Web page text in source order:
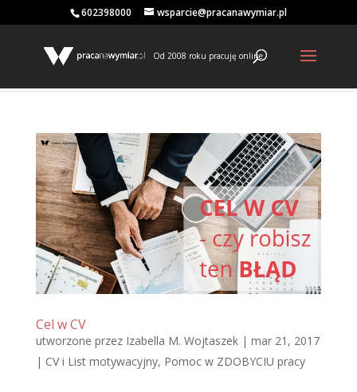
602398000 wsparcie@pracanawymiar.pl
Od 2008 roku pracuję online
Cel w CV
utworzone przez Izabella M. Wojtaszek| mar 21, 2017
| CV i List motywacyjny, Pomoc w ZDOBYCIU pracy